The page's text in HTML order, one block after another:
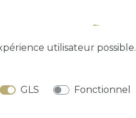
utilisateur possible.
GLS Fonctionnel